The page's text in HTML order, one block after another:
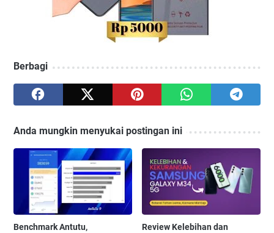
Berbagi
Anda mungkin menyukai postingan ini
Benchmark Antutu,
Review Kelebihan dan